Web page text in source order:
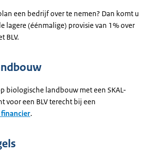
een bedrijf over te nemen? Dan komt u
lagere (éénmalige) provisie van 1% over
BLV.
biologische landbouw met een SKAL-
voor een BLV terecht bij een
.